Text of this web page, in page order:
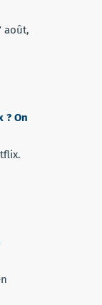
août,
? On